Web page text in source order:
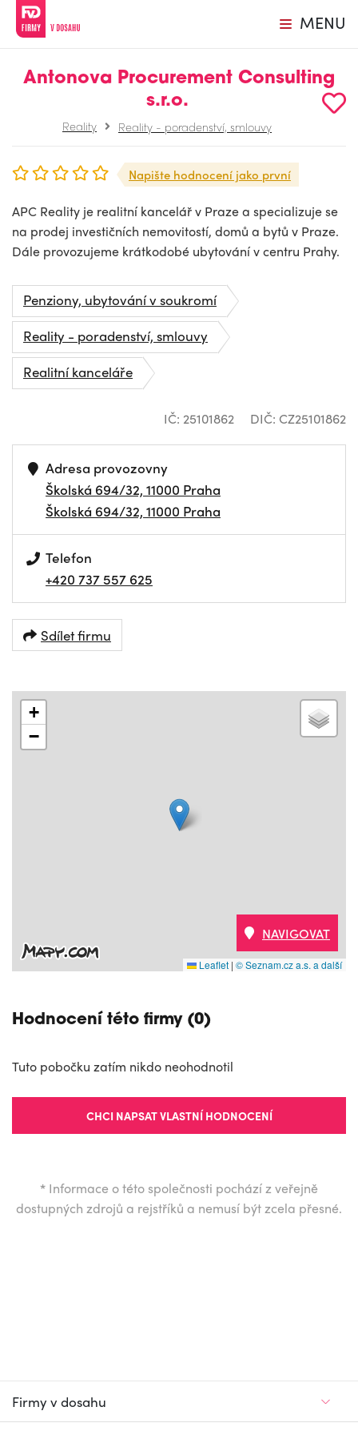
MENU
Antonova Procurement Consulting
s.r.o.
Reality Reality - poradenství, smlouvy
Napište hodnocení jako první
APC Reality je realitní kancelář v Praze a specializuje se
na prodej investičních nemovitostí, domů a bytů v Praze.
Dále provozujeme krátkodobé ubytování v centru Prahy.
Penziony, ubytování v soukromí
Reality - poradenství, smlouvy
Realitní kanceláře
IČ: 25101862 DIČ: CZ25101862
Adresa provozovny
Školská 694/32, 11000 Praha
Školská 694/32, 11000 Praha
Telefon
+420 737 557 625
Sdílet firmu
+
−
Leaflet | © Seznam.cz a.s. a další
NAVIGOVAT
Hodnocení této firmy (0)
Tuto pobočku zatím nikdo neohodnotil
CHCI NAPSAT VLASTNÍ HODNOCENÍ
* Informace o této společnosti pochází z veřejně
dostupných zdrojů a rejstříků a nemusí být zcela přesné.
Firmy v dosahu